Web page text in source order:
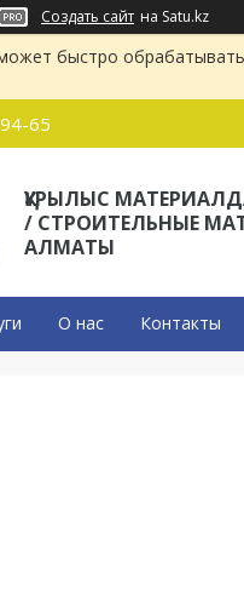
Создать сайт на Satu.kz
быстро
65
ҚҰРЫЛЫС
/ СТРОИТЕЛЬНЫЕ
АЛМАТЫ
О нас Контакты